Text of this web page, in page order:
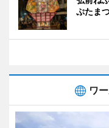
ぷたま
ワ